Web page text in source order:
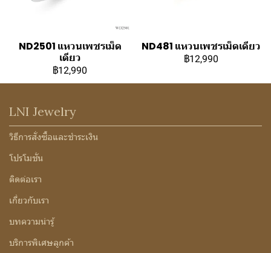
ND2501 แหวนเพชรเม็ด
เดียว
฿12,990
ND481 แหวนเพชรเม็ดเดียว
฿12,990
LNI Jewelry
วิธีการสั่งซื้อและชำระเงิน
โปรโมชั่น
ติดต่อเรา
เกี่ยวกับเรา
บทความน่ารู้
บริการพิเศษลูกค้า